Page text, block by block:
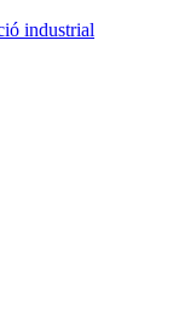
industrial